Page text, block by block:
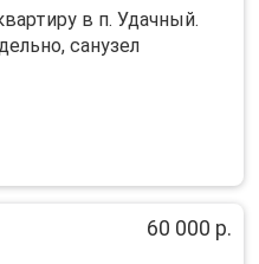
в п. Удачный.
санузел
60 000 р.